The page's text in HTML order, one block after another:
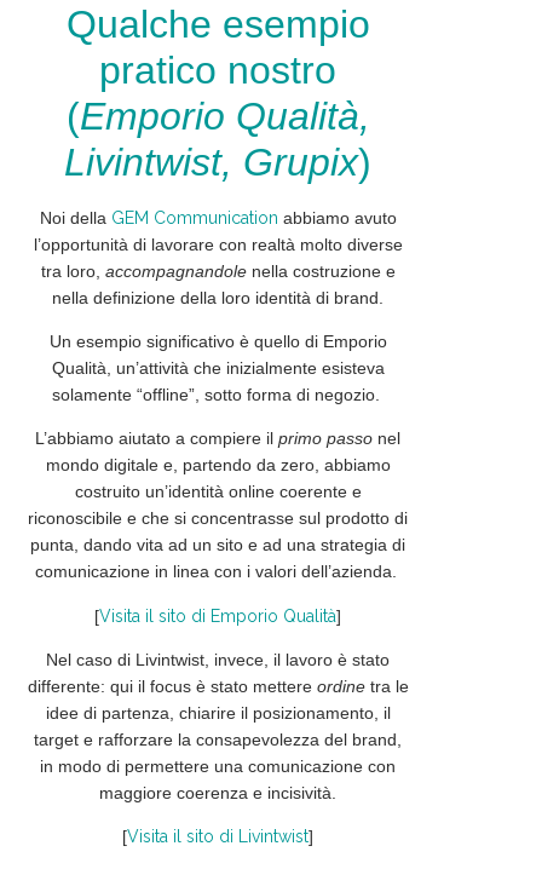
Qualche esempio
pratico nostro
(Emporio Qualità,
Livintwist, Grupix)
Noi della GEM Communication abbiamo avuto
l’opportunità di lavorare con realtà molto diverse
tra loro, accompagnandolenella costruzione e
nelladefinizione della loro identità di brand.
Un esempio significativo è quello di Emporio
Qualità, un’attività che inizialmente esisteva
solamente “offline”, sotto forma di negozio.
L’abbiamo aiutato a compiere ilprimo passo nel
mondo digitale e, partendo da zero, abbiamo
costruito un’identità online coerente e
riconoscibile e che si concentrasse sul prodotto di
punta, dando vita ad un sito e ad una strategia di
comunicazione in linea con i valori dell’azienda.
[Visita il sito di Emporio Qualità]
Nel caso di Livintwist, invece, il lavoro è stato
differente: qui il focus è stato mettere ordinetra le
idee di partenza, chiarire il posizionamento, il
target e rafforzare la consapevolezza del brand,
in modo di permettere una comunicazione con
maggiore coerenza e incisività.
[Visita il sito di Livintwist]